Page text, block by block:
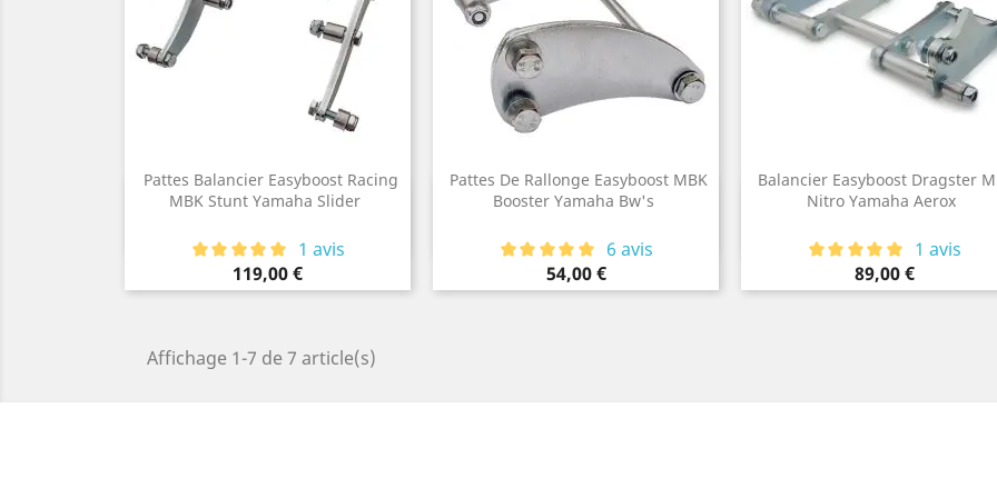
Pattes Balancier Easyboost Racing
MBK Stunt Yamaha Slider
Prix
119,00 €
1 avis
Aperçu rapide
Pattes De Rallonge Easyboost MBK
Booster Yamaha Bw's
Prix
54,00 €
6 avis
Aperçu rapide
Balancier Easyboost Dragster
Nitro Yamaha Aerox
Prix
89,00 €
1 avis
Aperçu rapide
Affichage 1-7 de 7 article(s)